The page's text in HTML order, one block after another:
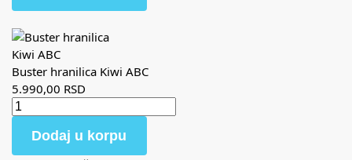
Buster hranilica Kiwi ABC
5.990,00 RSD
Dodaj u korpu